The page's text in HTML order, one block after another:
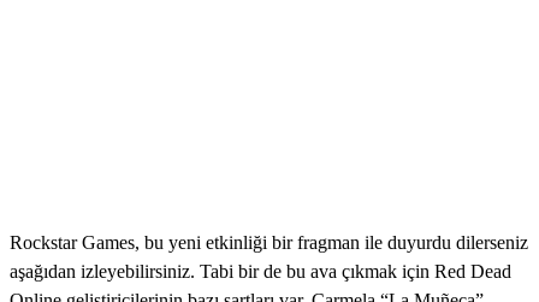
Rockstar Games, bu yeni etkinliği bir fragman ile duyurdu dilerseniz
aşağıdan izleyebilirsiniz. Tabi bir de bu ava çıkmak için Red Dead